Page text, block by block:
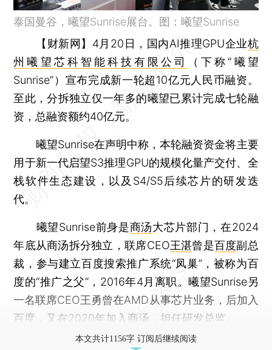
泰国曼谷，曦望Sunrise展台。图：曦望Sunrise
【财新网】 4月20日，国内AI推理GPU企业杭
州曦望芯科智能科技有限公司
（下称“曦望
Sunrise”）宣布完成新一轮超10亿元人民币融资。
至此，分拆独立仅一年多的曦望已累计完成七轮融
资，总融资额约40亿元。
曦望Sunrise在声明中称，本轮融资资金将主要
用于新一代启望S3推理GPU的规模化量产交付、全
栈软件生态建设，以及S4/S5后续芯片的研发迭
代。
曦望Sunrise前身是商汤大芯片部门，在2024
年底从商汤拆分独立，联席CEO王湛曾是百度副总
裁，参与建立百度搜索推广系统“凤巢”，被称为百
度的“推广之父”，2016年4月离职。曦望Sunrise另
一名联席CEO王勇曾在AMD从事芯片业务，后加入
百度，又在2020年加入商汤，担任研发总监。
本文共计1156字 订阅后继续阅读